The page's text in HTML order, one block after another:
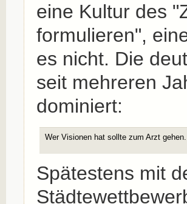
eine Kultur des
formulieren",
es nicht. Die
seit mehreren
dominiert:
Wer Visionen hat sollte zum Arzt gehen.
Spätestens mit